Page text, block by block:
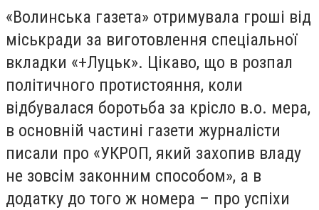
«Волинська газета» отримувала гроші від
міськради за виготовлення спеціальної
вкладки «+Луцьк». Цікаво, що в розпал
політичного протистояння, коли
відбувалася боротьба за крісло в.о. мера,
в основній частині газети журналісти
писали про «УКРОП, який захопив владу
не зовсім законним способом», а в
додатку до того ж номера – про успіхи